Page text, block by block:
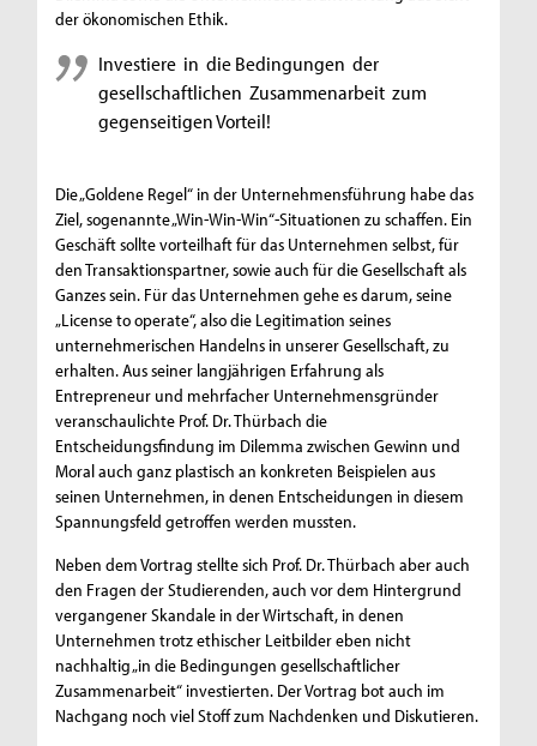
der ökonomischen Ethik.
Investiere in die Bedingungen der
gesellschaftlichen Zusammenarbeit zum
gegenseitigen Vorteil!
Die „Goldene Regel“ in der Unternehmensführung habe das
Ziel, sogenannte „Win-Win-Win“-Situationen zu schaffen. Ein
Geschäft sollte vorteilhaft für das Unternehmen selbst, für
den Transaktionspartner, sowie auch für die Gesellschaft als
Ganzes sein. Für das Unternehmen gehe es darum, seine
„License to operate“, also die Legitimation seines
unternehmerischen Handelns in unserer Gesellschaft, zu
erhalten. Aus seiner langjährigen Erfahrung als
Entrepreneur und mehrfacher Unternehmensgründer
veranschaulichte Prof. Dr. Thürbach die
Entscheidungsfindung im Dilemma zwischen Gewinn und
Moral auch ganz plastisch an konkreten Beispielen aus
seinen Unternehmen, in denen Entscheidungen in diesem
Spannungsfeld getroffen werden mussten.
Neben dem Vortrag stellte sich Prof. Dr. Thürbach aber auch
den Fragen der Studierenden, auch vor dem Hintergrund
vergangener Skandale in der Wirtschaft, in denen
Unternehmen trotz ethischer Leitbilder eben nicht
nachhaltig „in die Bedingungen gesellschaftlicher
Zusammenarbeit“ investierten. Der Vortrag bot auch im
Nachgang noch viel Stoff zum Nachdenken und Diskutieren.